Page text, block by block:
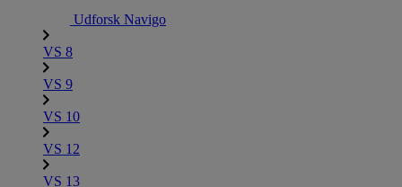
Udforsk Navigo
VS 8
VS 9
VS 10
VS 12
VS 13